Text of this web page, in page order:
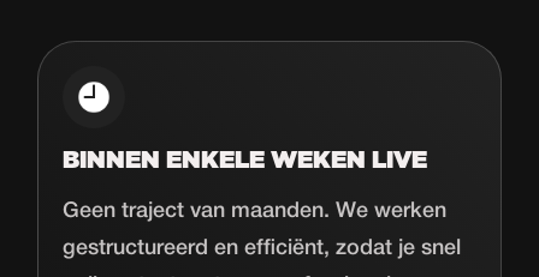
BINNEN ENKELE WEKEN LIVE
Geen traject van maanden. We werken
gestructureerd en efficiënt, zodat je snel